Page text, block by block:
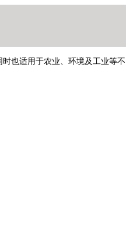
也适用于农业、环境及工业等